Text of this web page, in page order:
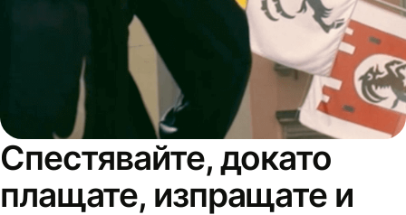
Спестявайте, докато
плащате, изпращате и